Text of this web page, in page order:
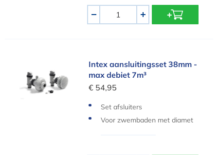
+
Intex aansluitingsset 38mm - max debiet 7m³
Intex aansluitingsset 38mm -
max debiet 7m³
€ 54,95
Set afsluiters
Voor zwembaden met diamet